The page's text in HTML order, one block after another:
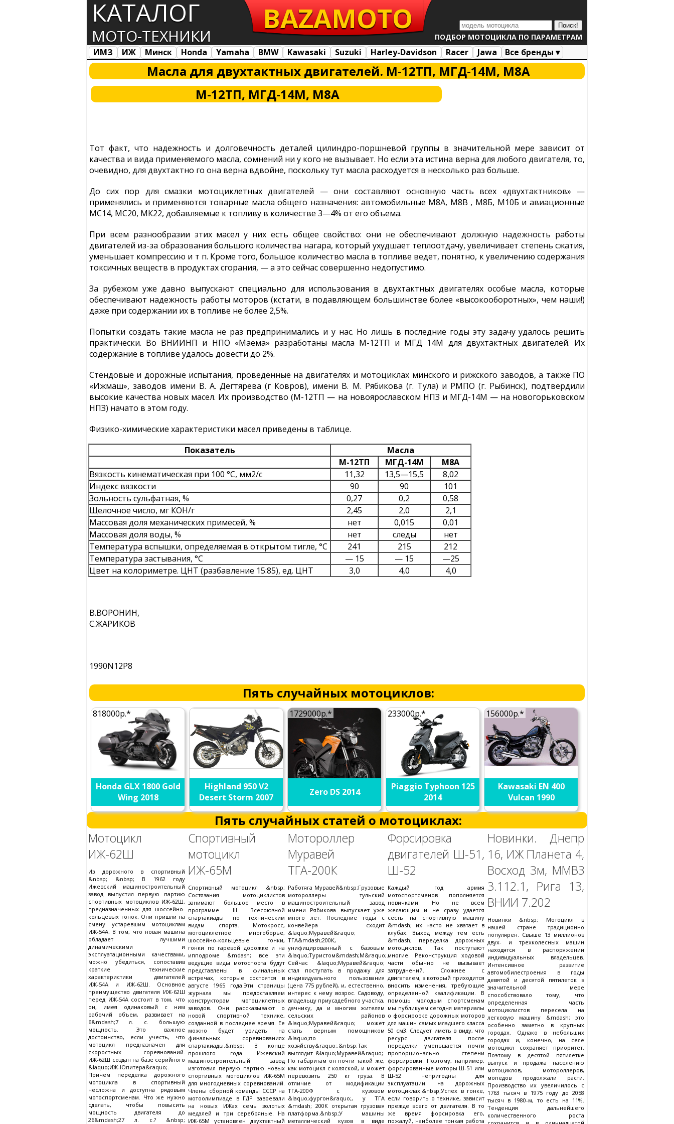
КАТАЛОГ
МОТО-ТЕХНИКИ ПОДБОР МОТОЦИКЛА ПО ПАРАМЕТРАМ
BAZAMOTO
ИМЗ ИЖ Минск Honda Yamaha BMW Kawasaki Suzuki Harley-Davidson Racer Jawa
Все бренды ▾
Все марки
Загрузка...
Масла для двухтактных двигателей. М-12ТП, МГД-14М, М8А
М-12ТП, МГД-14М, М8А
Тот факт, что надежность и долговечность деталей цилиндро-поршневой группы в значительной мере зависит от
качества и вида применяемого масла, сомнений ни у кого не вызывает. Но если эта истина верна для любого двигателя, то,
очевидно, для двухтактно го она верна вдвойне, поскольку тут масла расходуется в несколько раз больше.
До сих пор для смазки мотоциклетных двигателей — они составляют основную часть всех «двухтактников» —
применялись и применяются товарные масла общего назначения: автомобильные М8А, М8В , М8Б, М10Б и авиационные
МС14, МС20, МК22, добавляемые к топливу в количестве 3—4% от его объема.
При всем разнообразии этих масел у них есть общее свойство: они не обеспечивают должную надежность работы
двигателей из-за образования большого количества нагара, который ухудшает теплоотдачу, увеличивает степень сжатия,
уменьшает компрессию и т п. Кроме того, большое количество масла в топливе ведет, понятно, к увеличению содержания
токсичных веществ в продуктах сгорания, — а это сейчас совершенно недопустимо.
За рубежом уже давно выпускают специально для использования в двухтактных двигателях особые масла, которые
обеспечивают надежность работы моторов (кстати, в подавляющем большинстве более «высокооборотных», чем наши!)
даже при содержании их в топливе не более 2,5%.
Попытки создать такие масла не раз предпринимались и у нас. Но лишь в последние годы эту задачу удалось решить
практически. Во ВНИИНП и НПО «Маема» разработаны масла М-12ТП и МГД 14М для двухтактных двигателей. Их
содержание в топливе удалось довести до 2%.
Стендовые и дорожные испытания, проведенные на двигателях и мотоциклах минского и рижского заводов, а также ПО
«Ижмаш», заводов имени В. А. Дегтярева (г Ковров), имени В. М. Рябикова (г. Тула) и РМПО (г. Рыбинск), подтвердили
высокие качества новых масел. Их производство (М-12ТП — на новоярославском НПЗ и МГД-14М — на новогорьковском
НПЗ) начато в этом году.
Физико-химические характеристики масел приведены в таблице.
Показатель
Масла
М-12ТП
МГД-14М
М8А
Вязкость кинематическая при 100 °С, мм2/с
11,32 13,5—15,5
8,02
Индекс вязкости
90 90
101
Зольность сульфатная, %
0,27 0,2
0,58
Щелочное число, мг КОН/г
2,45 2,0
2,1
Массовая доля механических примесей, %
нет 0,015
0,01
Массовая доля воды, %
нет следы
нет
Температура вспышки, определяемая в открытом тигле, °С
241 215
212
Температура застывания, °С
— 15 — 15
—25
Цвет на колориметре. ЦНТ (разбавление 15:85), ед. ЦНТ
3,0 4,0 4,0
B.ВОРОНИН,
C.ЖАРИКОВ
1990N12P8
Пять случайных мотоциклов:
818000р.*
Honda GLX 1800 Gold
Wing 2018
Highland 950 V2
Desert Storm 2007
1729000р.*
Zero DS 2014
233000р.*
Piaggio Typhoon 125
2014
156000р.*
Kawasaki EN 400
Vulcan 1990
Пять случайных статей о мотоциклах:
Мотоцикл
ИЖ-62Ш
Из дорожного в спортивный
&nbsp; &nbsp; В 1962 году
Ижевский машиностроительный
завод выпустил первую партию
спортивных мотоциклов ИЖ-62Ш,
предназначенных для шоссейно-
кольцевых гонок. Они пришли на
смену устаревшим мотоциклам
ИЖ-54А. В том, что новая машина
обладает лучшими
динамическими и
эксплуатационными качествами,
можно убедиться, сопоставив
краткие технические
характеристики двигателей
ИЖ-54А и ИЖ-62Ш. Основное
преимущество двигателя ИЖ-62Ш
перед ИЖ-54А состоит в том, что
он, имея одинаковый с ним
рабочий объем, развивает на
6&mdash;7 л. с. большую
мощность. Это важное
достоинство, если учесть, что
мотоцикл предназначен для
скоростных соревнований.
ИЖ-62Ш создан на базе серийного
&laquo;ИЖ-Юпитера&raquo;.
Причем переделка дорожного
мотоцикла в спортивный
несложна и доступна рядовым
мотоспортсменам. Что же нужно
сделать, чтобы повысить
мощность двигателя до
26&mdash;27 л. с.? &nbsp;
Спортивный
мотоцикл
ИЖ-65М
Спортивный мотоцикл &nbsp;
Состязания мотоциклистов
занимают большое место в
программе III Всесоюзной
спартакиады по техническим
видам спорта. Мотокросс,
мотоциклетное многоборье,
шоссейно-кольцевые гонки,
гонки по гаревой дорожке и на
ипподроме &mdash; все эти
ведущие виды мотоспорта будут
представлены в финальных
встречах, которые состоятся в
августе 1965 года.Эти страницы
журнала мы предоставляем
конструкторам мотоциклетных
заводов. Они рассказывают о
новой спортивной технике,
созданной в последнее время. Ее
можно будет увидеть на
финальных соревнованиях
спартакиады.&nbsp; В конце
прошлого года Ижевский
машиностроительный завод
изготовил первую партию новых
спортивных мотоциклов ИЖ-65М
для многодневных соревнований.
Члены сборной команды СССР на
мотоолимпиаде в ГДР завоевали
на новых ИЖах семь золотых
медалей и три серебряные. На
ИЖ-65М установлен двухтактный
Мотороллер
Муравей
ТГА-200К
Работяга Муравей&nbsp;Грузовые
мотороллеры тульский
машиностроительный завод
имени Рябикова выпускает уже
много лет. Последние годы с
конвейера сходит
&laquo;Муравей&raquo;
ТГА&mdash;200К,
унифицированный с базовым
&laquo;Туристом&mdash;М&raquo;.
Сейчас &laquo;Муравей&raquo;
стал поступать в продажу для
индивидуального пользования
(цена 775 рублей), и, естественно,
интерес к нему возрос. Садоводу,
владельцу приусадебного участка,
дачнику, да и многим жителям
сельских районов
&laquo;Муравей&raquo; может
стать верным помощником
&laquo;по
хозяйству&raquo;.&nbsp;Так
выглядит &laquo;Муравей&raquo;.
По габаритам он почти такой же,
как мотоцикл с коляской, и может
перевозить 250 кг груза. В
отличие от модификации
ТГА-200Ф с кузовом
&laquo;фургон&raquo;, у ТГА
&mdash; 200К открытая грузовая
платформа.&nbsp;У машины
металлический кузов в виде
Форсировка
двигателей Ш-51,
Ш-52
Каждый год армия
мотоспортсменов пополняется
новичками. Но не всем
желающим и не сразу удается
сесть на спортивную машину
&mdash; их часто не хватает в
клубах. Выход между тем есть
&mdash; переделка дорожных
мотоциклов. Так поступают
многие. Реконструкция ходовой
части обычно не вызывает
затруднений. Сложнее с
двигателем, в который приходится
вносить изменения, требующие
определенной квалификации. В
помощь молодым спортсменам
мы публикуем сегодня материалы
о форсировке дорожных моторов
для машин самых младшего класса
50 см3. Следует иметь в виду, что
ресурс двигателя после
переделки уменьшается почти
пропорционально степени
форсировки. Поэтому, например,
форсированные моторы Ш-51 или
Ш-52 непригодны для
эксплуатации на дорожных
мотоциклах.&nbsp;Успех в гонке,
если говорить о технике, зависит
прежде всего от двигателя. В то
же время форсировка его,
пожалуй, наиболее тонкая работа
Новинки. Днепр
16, ИЖ Планета 4,
Восход 3м, ММВЗ
3.112.1, Рига 13,
ВНИИ 7.202
Новинки &nbsp; Мотоцикл в
нашей стране традиционно
популярен. Свыше 13 миллионов
двух- и трехколесных машин
находятся в распоряжении
индивидуальных владельцев.
Интенсивное развитие
автомобилестроения в годы
девятой и десятой пятилеток в
значительной мере
способствовало тому, что
определенная часть
мотоциклистов пересела на
легковую машину &mdash; это
особенно заметно в крупных
городах. Однако в небольших
городах и, конечно, на селе
мотоцикл сохраняет приоритет.
Поэтому в десятой пятилетке
выпуск и продажа населению
мотоциклов, мотороллеров,
мопедов продолжали расти.
Производство их увеличилось с
1763 тысяч в 1975 году до 2058
тысяч в 1980-м, то есть на 11%.
Тенденция дальнейшего
количественного роста